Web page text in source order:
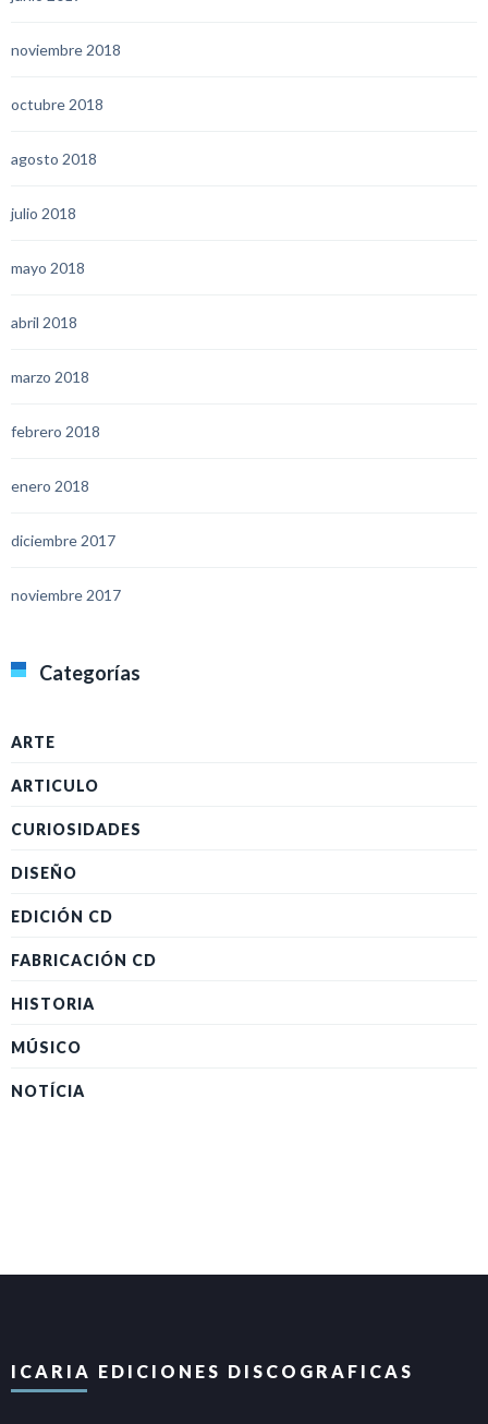
noviembre 2018
octubre 2018
agosto 2018
julio 2018
mayo 2018
abril 2018
marzo 2018
febrero 2018
enero 2018
diciembre 2017
noviembre 2017
Categorías
ARTE
ARTICULO
CURIOSIDADES
DISEÑO
EDICIÓN CD
FABRICACIÓN CD
HISTORIA
MÚSICO
NOTÍCIA
ICARIA EDICIONES DISCOGRAFICAS